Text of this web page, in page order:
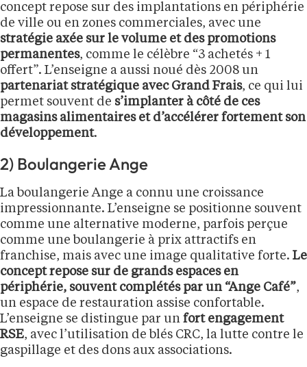
concept repose sur des implantations en périphérie
de ville ou en zones commerciales, avec une
stratégie axée sur le volume et des promotions
permanentes, comme le célèbre “3 achetés + 1
offert”. L’enseigne a aussi noué dès 2008 un
partenariat stratégique avec Grand Frais, ce qui lui
permet souvent de s’implanter à côté de ces
magasins alimentaires et d’accélérer fortement son
développement.
2) Boulangerie Ange
La boulangerie Ange a connu une croissance
impressionnante. L’enseigne se positionne souvent
comme une alternative moderne, parfois perçue
comme une boulangerie à prix attractifs en
franchise, mais avec une image qualitative forte. Le
concept repose sur de grands espaces en
périphérie, souvent complétés par un “Ange Café”,
un espace de restauration assise confortable.
L’enseigne se distingue par un fort engagement
RSE, avec l’utilisation de blés CRC, la lutte contre le
gaspillage et des dons aux associations.